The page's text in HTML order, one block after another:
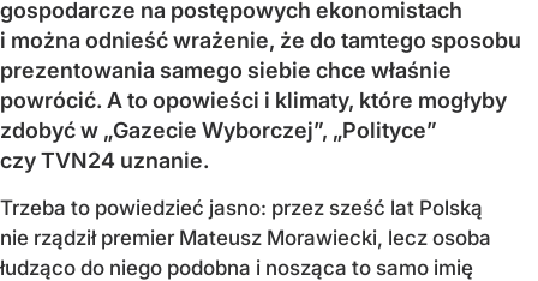
gospodarcze na postępowych ekonomistach
i można odnieść wrażenie, że do tamtego sposobu
prezentowania samego siebie chce właśnie
powrócić. A to opowieści i klimaty, które mogłyby
zdobyć w „Gazecie Wyborczej”, „Polityce”
czy TVN24 uznanie.
Trzeba to powiedzieć jasno: przez sześć lat Polską
nie rządził premier Mateusz Morawiecki, lecz osoba
łudząco do niego podobna i nosząca to samo imię